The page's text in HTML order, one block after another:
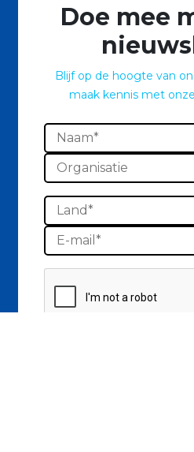
Doe mee
Blijf op de hoogte van
maak kennis met